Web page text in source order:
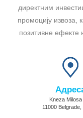
директним
промоцију извоза,
позитивне ефекте
Kneza Milosa
11000 Belgrade,